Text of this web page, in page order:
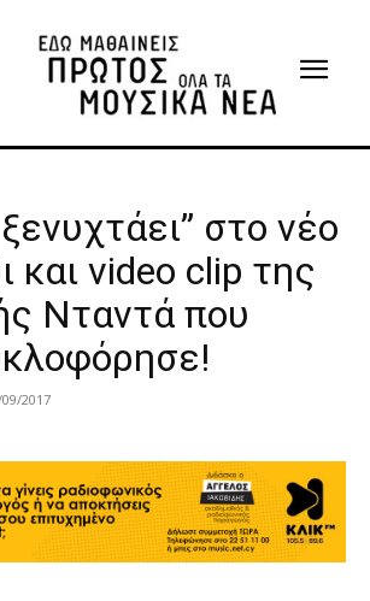
στο νέο
και video clip της
Νταντά που
2017